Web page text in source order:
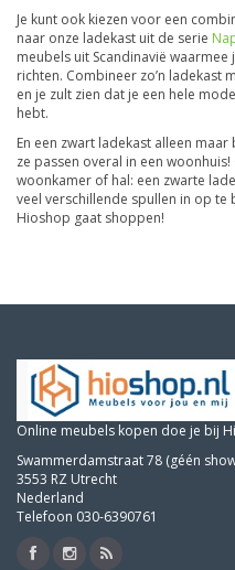
Je kunt ook kiezen voor een
naar onze ladekast uit de serie
meubels uit Scandinavië
richten. Combineer zo’n ladekast
en je zult zien dat je een hele
hebt.
En een zwart ladekast alleen
ze passen overal in een
woonkamer of hal: een zwarte
veel verschillende spullen in op te
Hioshop gaat shoppen!
Online meubels kopen doe je bij
Swammerdamstraat 78 (géén
3553 RZ Utrecht
Nederland
Telefoon 030-6390761